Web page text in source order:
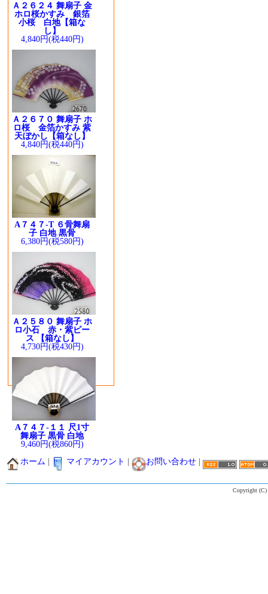
Ａ２６２４ 舞扇子 金
ホロ桜かすみ 銀箔
小桜 白地【箱な
し】
4,840円(税440円)
Ａ２６７０ 舞扇子 ホ
ロ桜 金箔かすみ 紫
天ぼかし【箱なし】
4,840円(税440円)
A７４７-T ６骨舞扇
子 白地 黒骨
6,380円(税580円)
Ａ２５８０ 舞扇子 ホ
ロ小石 赤・紫ピー
ス 【箱なし】
4,730円(税430円)
A７４７-１１ 尺1寸
舞扇子 黒骨 白地
9,460円(税860円)
ホーム マイアカウント お問い合わせ
Copyright (C)